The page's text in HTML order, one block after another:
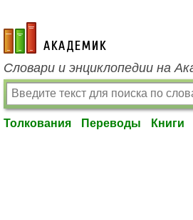
academic.ru
Словари и энциклопедии на
Толкования Переводы Книги